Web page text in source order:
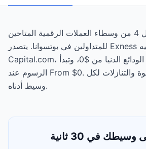
لقد قمنا بمقارنة أفضل 4 من وسطاء العملات الرقمية المتاحين
للمتداولين في بوتسوانا. يتصدر Exness الترتيب، يليه
Capital.com، بتقييم 4.85/5. تبدأ الودائع الدنيا من $0، وتبدأ
الرسوم عند From $0. قارن بين نقاط القوة والتنازلات لكل
وسيط أدناه.
في 30 ثانية